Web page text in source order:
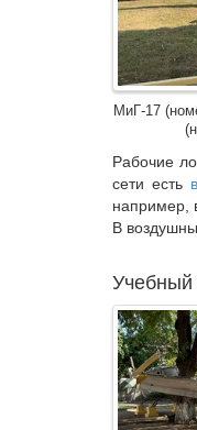
МиГ-17
Рабочие
сети есть
например,
В
Учебный